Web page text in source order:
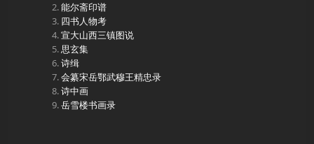
能尔斋印谱
四书人物考
宣大山西三镇图说
思玄集
诗缉
会纂宋岳鄂武穆王精忠录
诗中画
岳雪楼书画录